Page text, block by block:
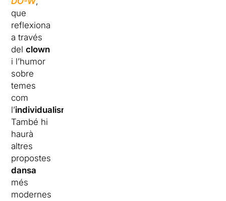
que
reflexiona
a través
delclown
i l’humor
sobre
temes
com
l’individualisme
També hi
haurà
altres
propostes
dansa
més
modernes